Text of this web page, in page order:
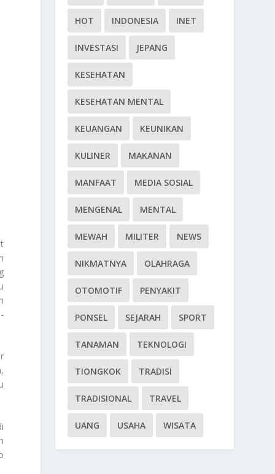
HOT INDONESIA INET
INVESTASI JEPANG
KESEHATAN
KESEHATAN MENTAL
KEUANGAN KEUNIKAN
KULINER MAKANAN
MANFAAT MEDIA SOSIAL
MENGENAL MENTAL
MEWAH MILITER NEWS
NIKMATNYA OLAHRAGA
OTOMOTIF PENYAKIT
PONSEL SEJARAH SPORT
TANAMAN TEKNOLOGI
TIONGKOK TRADISI
TRADISIONAL TRAVEL
UANG USAHA WISATA